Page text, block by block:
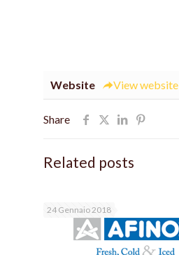
Website View website
Share
Related posts
24 Gennaio 2018